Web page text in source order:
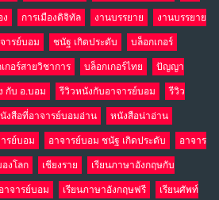
ง การเมืองดิจิทัล งานบรรยาย งานบรรยาย
ารย์บอม ชนัฐ เกิดประดับ บล็อกเกอร์
กอร์สายวิชาการ บล็อกเกอร์ไทย ปัญญา
กับ อ.บอม รีวิวหนังกับอาจารย์บอม รีวิว
งสือที่อาจารย์บอมอ่าน หนังสือน่าอ่าน
รย์บอม อาจารย์บอม ชนัฐ เกิดประดับ อาจาร
งโลก เชียงราย เรียนภาษาอังกฤษกับ
าจารย์บอม เรียนภาษาอังกฤษฟรี เรียนศัพท์